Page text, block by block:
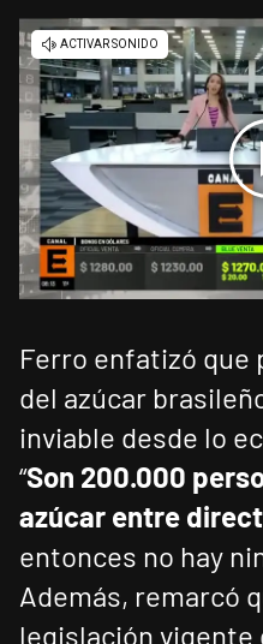
Ferro enfatizó que
del azúcar
inviable desde lo
“Son 200.000
azúcar entre
entonces no hay
Además, remarcó
legislación vigente